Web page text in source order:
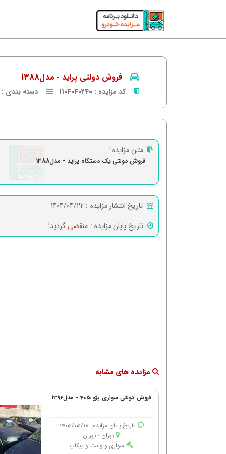
فروش دولتی پراید - مدل1388
کد مزایده : 1104040240 دسته بندی :
متن مزایده :
فروش دولتی یک دستگاه پراید - مدل1388
تاریخ انتشار مزایده : 1404/04/22
تاریخ پایان مزایده : منقضی گردید!
مزایده های مشابه
فروش دولتی سواری پژو 405 - مدل1396
تاریخ پایان مزایده: 1405/05/18
تهران - تهران
سواری و وانت و پیکاپ